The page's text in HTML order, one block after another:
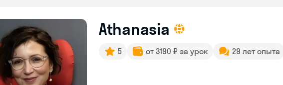
Athanasia
5 от 3190 ₽ за урок 29 лет опыта